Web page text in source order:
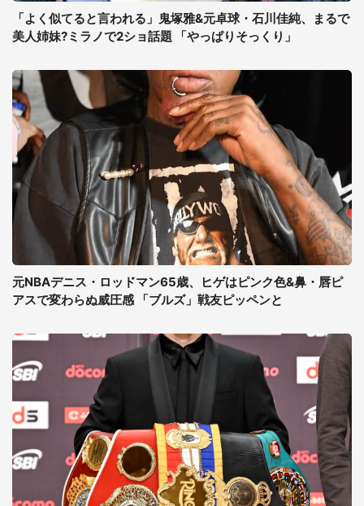
「よく似てると言われる」鬼塚雅&元卓球・石川佳純、まるで
美人姉妹?ミラノで2ショ話題 「やっぱりそっくり」
元NBAデニス・ロッドマン65歳、ヒゲはピンク色&鼻・唇ピ
アスで変わらぬ威圧感 「ブルズ」戦友ピッペンと